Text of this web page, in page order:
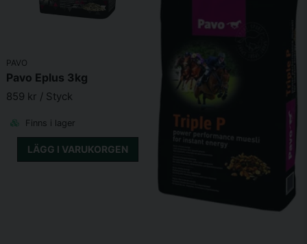
Vegetabilisk olja och fett (Palm)
Magnesiumfosfat
Mono-, di- och triglycerider av
fettsyror (Palm)
PAVO
Pavo Eplus 3kg
859 kr / Styck
Finns i lager
LÄGG I VARUKORGEN